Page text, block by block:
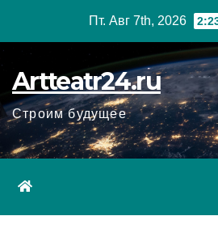
Пт. Авг 7th, 2026
Artteatr24.ru
Строим будущее